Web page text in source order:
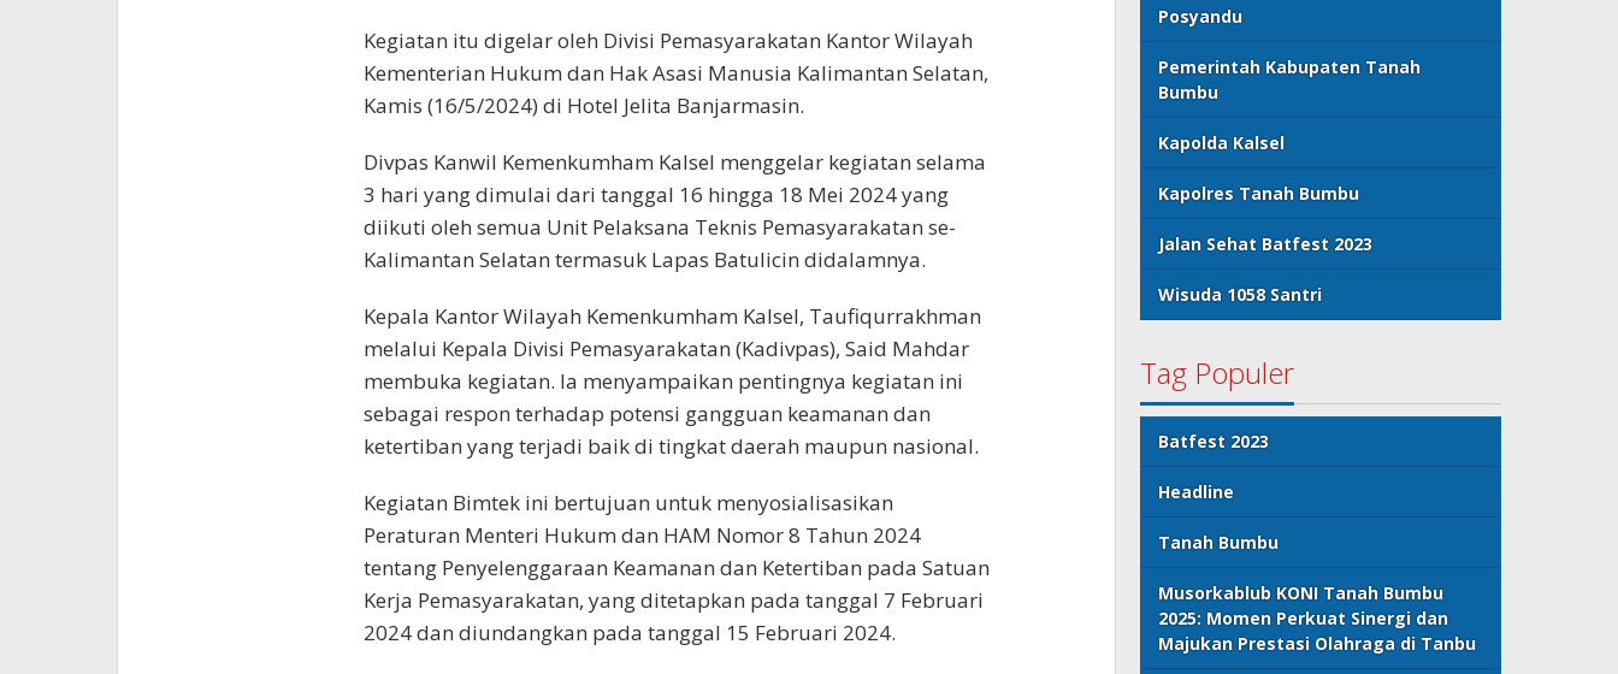
Kegiatan itu digelar oleh Divisi Pemasyarakatan Kantor Wilayah
Kementerian Hukum dan Hak Asasi Manusia Kalimantan Selatan,
Kamis (16/5/2024) di Hotel Jelita Banjarmasin.
Divpas Kanwil Kemenkumham Kalsel menggelar kegiatan selama
3 hari yang dimulai dari tanggal 16 hingga 18 Mei 2024 yang
diikuti oleh semua Unit Pelaksana Teknis Pemasyarakatan se-
Kalimantan Selatan termasuk Lapas Batulicin didalamnya.
Kepala Kantor Wilayah Kemenkumham Kalsel, Taufiqurrakhman
melalui Kepala Divisi Pemasyarakatan (Kadivpas), Said Mahdar
membuka kegiatan. Ia menyampaikan pentingnya kegiatan ini
sebagai respon terhadap potensi gangguan keamanan dan
ketertiban yang terjadi baik di tingkat daerah maupun nasional.
Kegiatan Bimtek ini bertujuan untuk menyosialisasikan
Peraturan Menteri Hukum dan HAM Nomor 8 Tahun 2024
tentang Penyelenggaraan Keamanan dan Ketertiban pada Satuan
Kerja Pemasyarakatan, yang ditetapkan pada tanggal 7 Februari
2024 dan diundangkan pada tanggal 15 Februari 2024.
Posyandu
Pemerintah Kabupaten Tanah
Bumbu
Kapolda Kalsel
Kapolres Tanah Bumbu
Jalan Sehat Batfest 2023
Wisuda 1058 Santri
Tag Populer
Batfest 2023
Headline
Tanah Bumbu
Musorkablub KONI Tanah Bumbu
2025: Momen Perkuat Sinergi dan
Majukan Prestasi Olahraga di Tanbu